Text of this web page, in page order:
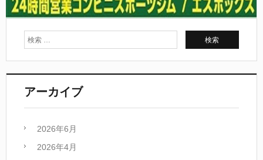
アーカイブ
2026年6月
2026年4月